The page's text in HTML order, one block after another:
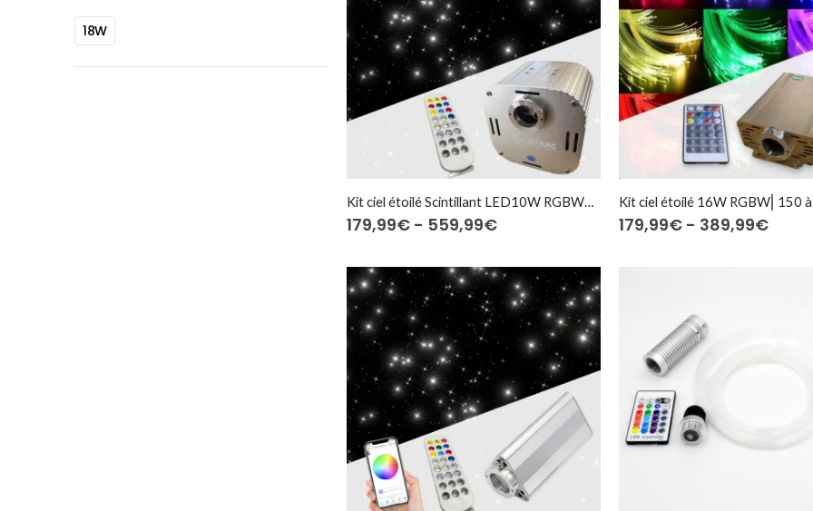
Kit ciel étoilé Scintillant LED10W RGBW⎜150 à 1.200 fibres optiques
179,99€ - 559,99€Fascia
da
179,99€
a
559,99€
179,99€ - 389,99€Fascia
18W